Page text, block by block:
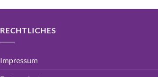
RECHTLICHES
Impressum